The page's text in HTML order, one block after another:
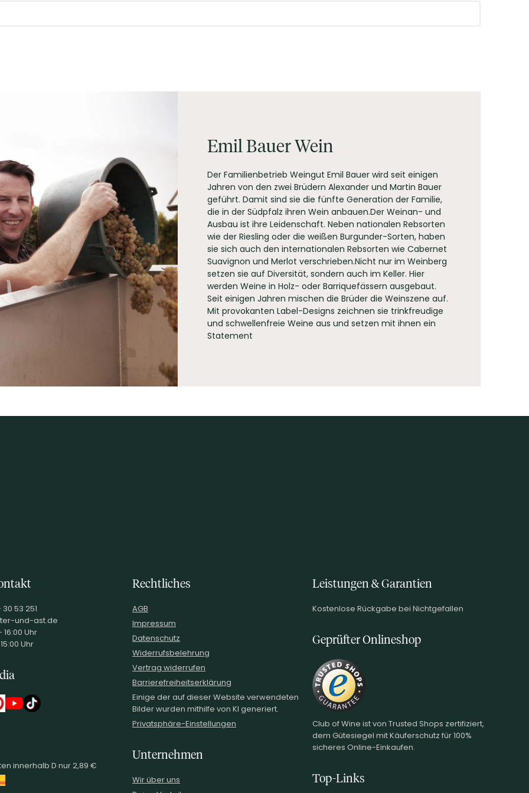
ein scheuer Auftritt.
18 76829 Landau-Nußdorf
Emil Bauer Wein
Der Familienbetrieb Weingut Emil Bauer wird seit einigen
Jahren von den zwei Brüdern Alexander und Martin Bauer
geführt. Damit sind sie die fünfte Generation der Familie,
die in der Südpfalz ihren Wein anbauen.Der Weinan- und
Ausbau ist ihre Leidenschaft. Neben nationalen Rebsorten
wie der Riesling oder die weißen Burgunder-Sorten, haben
sie sich auch den internationalen Rebsorten wie Cabernet
Suavignon und Merlot verschrieben.Nicht nur im Weinberg
setzen sie auf Diversität, sondern auch im Keller. Hier
werden Weine in Holz- oder Barriquefässern ausgebaut.
Seit einigen Jahren mischen die Brüder die Weinszene auf.
Mit provokanten Label-Designs zeichnen sie trinkfreudige
und schwellenfreie Weine aus und setzen mit ihnen ein
Statement
53 251
und-ast.de
Uhr
Uhr
innerhalb D nur 2,89 €
Rechtliches
AGB
Impressum
Datenschutz
Widerrufsbelehrung
Vertrag widerrufen
Barrierefreiheitserklärung
Einige der auf dieser Website verwendeten
Bilder wurden mithilfe von KI generiert.
Privatsphäre-Einstellungen
Unternehmen
Wir über uns
Leistungen & Garantien
Kostenlose Rückgabe bei Nichtgefallen
Geprüfter Onlineshop
Club of Wine ist von Trusted Shops zertifiziert,
dem Gütesiegel mit Käuferschutz für 100%
sicheres Online-Einkaufen.
Top-Links